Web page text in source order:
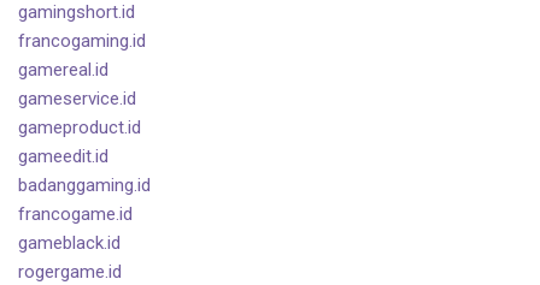
gamingshort.id
francogaming.id
gamereal.id
gameservice.id
gameproduct.id
gameedit.id
badanggaming.id
francogame.id
gameblack.id
rogergame.id